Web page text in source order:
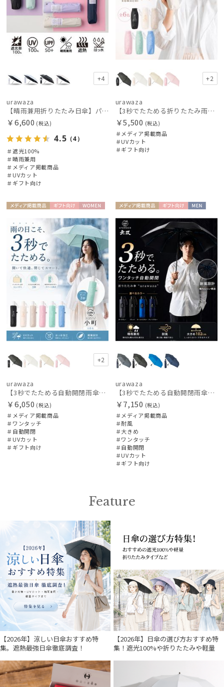
MACKINTOSH PHILOSOPHY
マッキントッシュ フィロソフィー
MAGICAL TECH
マジカルテック
ミラ・ショーン
ミラクルテック
OTHER BRAND
アザーブランド
PAUL&JOE ACCESSOIRES
ポールアンドジョー アクセソワ
ポロ ラルフ ローレン
SWASH LONDON
スウォッシュロンドン
urawaza
ウラワザ
その他
カラー
価格・割引率
在庫表示
販売状況
+4
urawaza
【晴雨兼用折りたたみ日傘】パッとさして、サッとしまえる傘コワザ(kowaza) ライトプレーン 50 遮光100% UV100%
￥6,600 (税込)
4.5 （4）
＃遮光100%
＃晴雨兼用
＃メディア掲載商品
＃UVカット
＃ギフト向け
+2
urawaza
【3秒でたためる折りたたみ雨傘】urawaza 小町（ウラワザ）コンパクトミニ
￥5,500 (税込)
＃メディア掲載商品
＃UVカット
＃ギフト向け
載商品
向け
N
+2
urawaza
【3秒でたためる自動開閉雨傘】urawaza 小町（ウラワザ）Auto plane50 ワンタッチ開閉
￥6,050 (税込)
＃メディア掲載商品
＃ワンタッチ
＃自動開閉
＃UVカット
＃ギフト向け
載商品
向け
urawaza
【3秒でたためる自動開閉雨傘】urawaza 無双（ウラワザ）Auto58 ワンタッチ開閉 大きめ 耐風
￥7,150 (税込)
＃メディア掲載商品
＃耐風
＃大きめ
＃ワンタッチ
＃自動開閉
＃UVカット
＃ギフト向け
Feature
【2026年】涼しい日傘おすすめ特
集。遮熱最強日傘徹底調査！
【2026年】日傘の選び方おすすめ特
集！遮光100%や折りたたみや軽量